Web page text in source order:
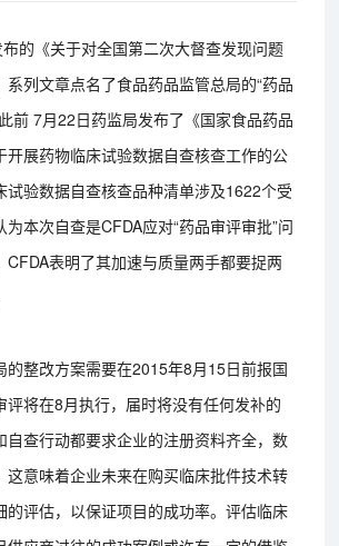
的《关于对全国第二次大督查发现问题
系列文章点名了食品药品监管总局的“药品
前 7月22日药监局发布了《国家食品药品
开展药物临床试验数据自查核查工作的公
试验数据自查核查品种清单涉及1622个受
本次自查是CFDA应对“药品审评审批”问
CFDA表明了其加速与质量两手都要捉两
的整改方案需要在2015年8月15日前报国
评将在8月执行，届时将没有任何发补的
自查行动都要求企业的注册资料齐全，数
这意味着企业未来在购买临床批件技术转
的评估，以保证项目的成功率。评估临床